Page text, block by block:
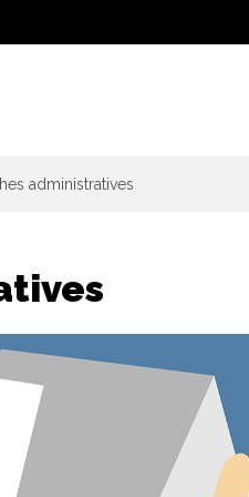
administratives